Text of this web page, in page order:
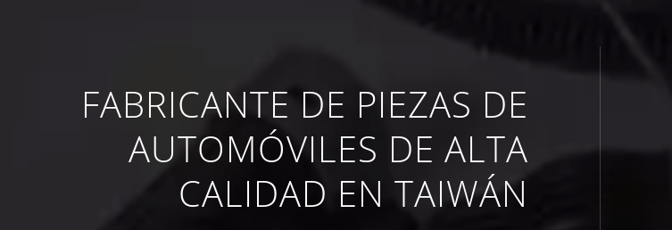
FABRICANTE DE PIEZAS DE
AUTOMÓVILES DE ALTA
CALIDAD EN TAIWÁN